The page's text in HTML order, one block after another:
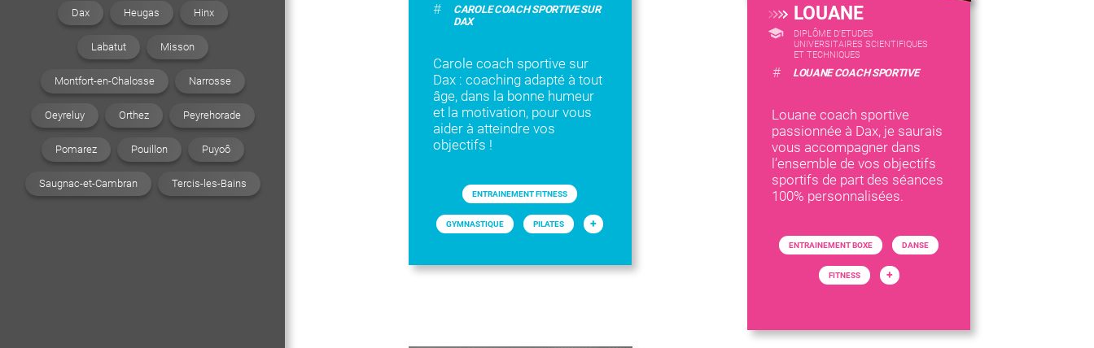
Dax Heugas Hinx
Labatut Misson
Montfort-en-Chalosse Narrosse
Oeyreluy Orthez Peyrehorade
Pomarez Pouillon Puyoô
Saugnac-et-Cambran Tercis-les-Bains
#
CAROLE COACH SPORTIVE SUR
DAX
Carole coach sportive sur
Dax : coaching adapté à tout
âge, dans la bonne humeur
et la motivation, pour vous
aider à atteindre vos
objectifs !
ENTRAINEMENT FITNESS
GYMNASTIQUE PILATES +
LOUANE
DIPLÔME D'ETUDES
UNIVERSITAIRES SCIENTIFIQUES
ET TECHNIQUES
# LOUANE COACH SPORTIVE
Louane coach sportive
passionnée à Dax, je saurais
vous accompagner dans
l’ensemble de vos objectifs
sportifs de part des séances
100% personnalisées.
ENTRAINEMENT BOXE DANSE
FITNESS +